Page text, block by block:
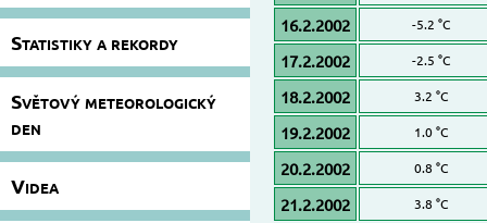
Statistiky a rekordy
Světový meteorologický
den
Videa
16.2.2002 -5.2 °C
17.2.2002 -2.5 °C
18.2.2002 3.2 °C
19.2.2002 1.0 °C
20.2.2002 0.8 °C
21.2.2002 3.8 °C